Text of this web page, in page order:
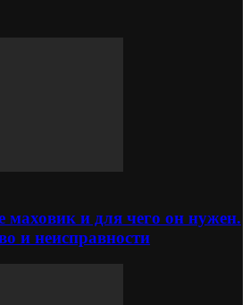
маховик и для чего он нужен.
и неисправности